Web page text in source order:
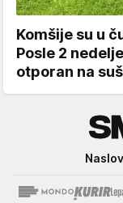
Komšije su u
Posle 2
otporan na